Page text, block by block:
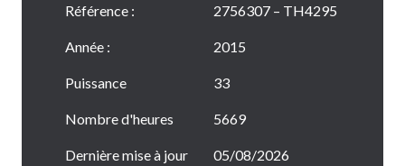
Référence : 2756307 – TH4295
Année : 2015
Puissance 33
Nombre d'heures 5669
Dernière mise à jour
05/08/2026